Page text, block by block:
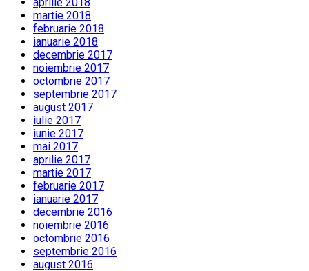
martie 2018
februarie 2018
ianuarie 2018
decembrie 2017
noiembrie 2017
octombrie 2017
septembrie 2017
august 2017
iulie 2017
iunie 2017
mai 2017
aprilie 2017
martie 2017
februarie 2017
ianuarie 2017
decembrie 2016
noiembrie 2016
octombrie 2016
septembrie 2016
august 2016